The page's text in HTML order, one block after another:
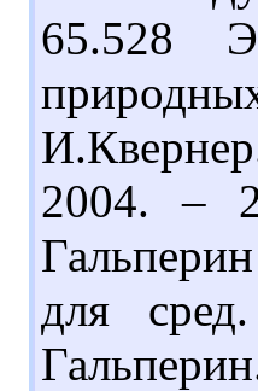
65.528
2004. –
для